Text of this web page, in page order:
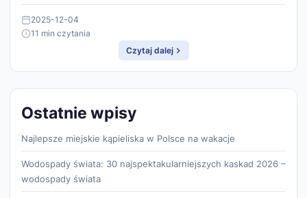
2025-12-04
11 min czytania
Czytaj dalej
Ostatnie wpisy
Najlepsze miejskie kąpieliska w Polsce na wakacje
Wodospady świata: 30 najspektakularniejszych kaskad 2026 –
wodospady świata